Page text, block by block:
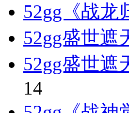
52gg《战
52gg盛世
52gg盛世
14